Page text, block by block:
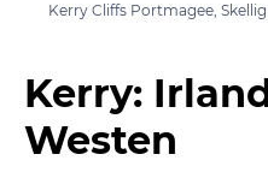
Kerry Cliffs Portmagee,
Kerry:
Westen